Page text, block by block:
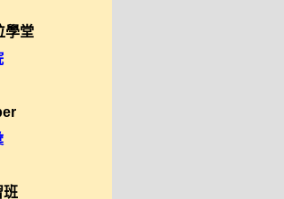
學堂
班